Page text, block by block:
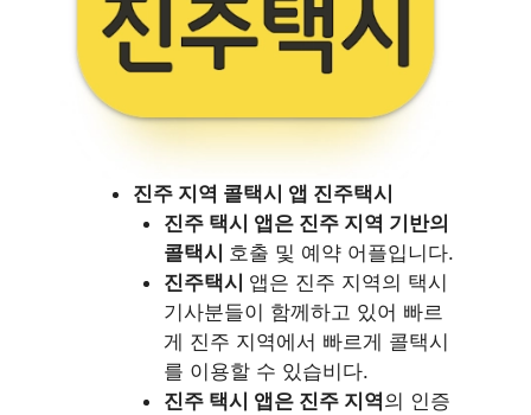
진주 지역 콜택시 앱 진주택시
진주 택시 앱은 진주 지역 기반의
콜택시 호출 및 예약 어플입니다.
진주택시 앱은 진주 지역의 택시
기사분들이 함께하고 있어 빠르
게 진주 지역에서 빠르게 콜택시
를 이용할 수 있습비다.
진주 택시 앱은 진주 지역의 인증